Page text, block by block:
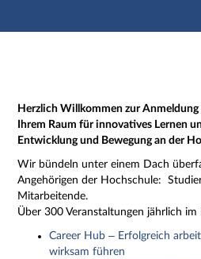
Hauptnavigation
Impressum
Herzlich Willkommen zur
Ihrem Raum für innovatives Lernen
Entwicklung und Bewegung an der
Wir bündeln unter einem Dach
Angehörigen der Hochschule:
Mitarbeitende.
Über 300 Veranstaltungen jährlich im
Career Hub – Erfolgreich
wirksam führen